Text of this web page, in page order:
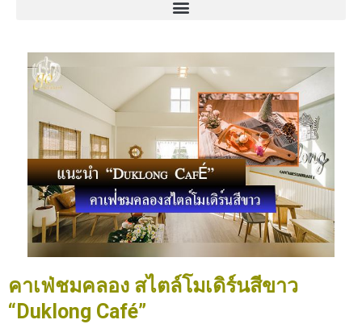
คาเฟ่ชมคลอง สไตล์โมเดิร์นสีขาว
“Duklong Café”